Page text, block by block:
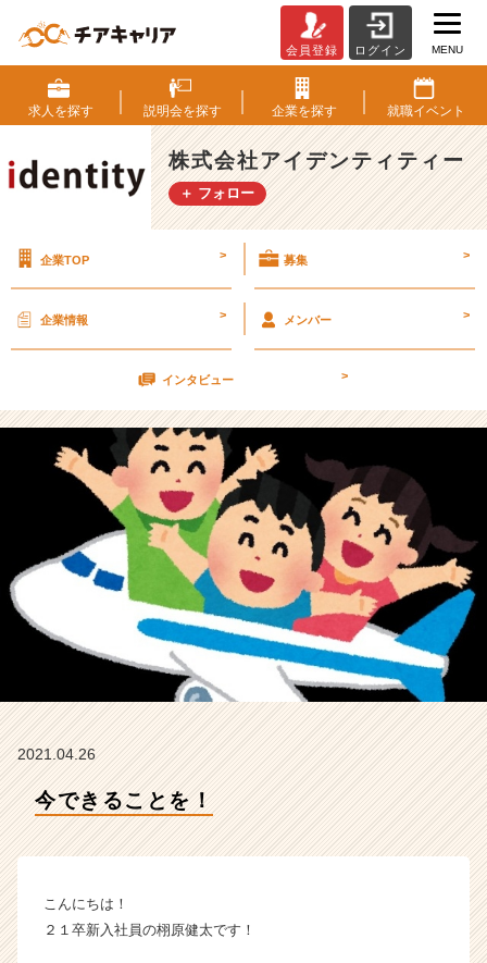
で
き
る
こ
と
を！
社
デ
ン
ィ
テ
ィ
ー
の
タ
ム
ラ
イ
ン】
|
ベ
ー・
成
企
ら
会員登録 ログイン MENU
求人を探す 説明会を探す 企業を探す 就職イベント
株式会社アイデンティティー
＋ フォロー
企業TOP > 募集 >
企業情報 > メンバー >
インタビュー >
2021.04.26
今できることを！
こんにちは！
２１卒新入社員の栩原健太です！